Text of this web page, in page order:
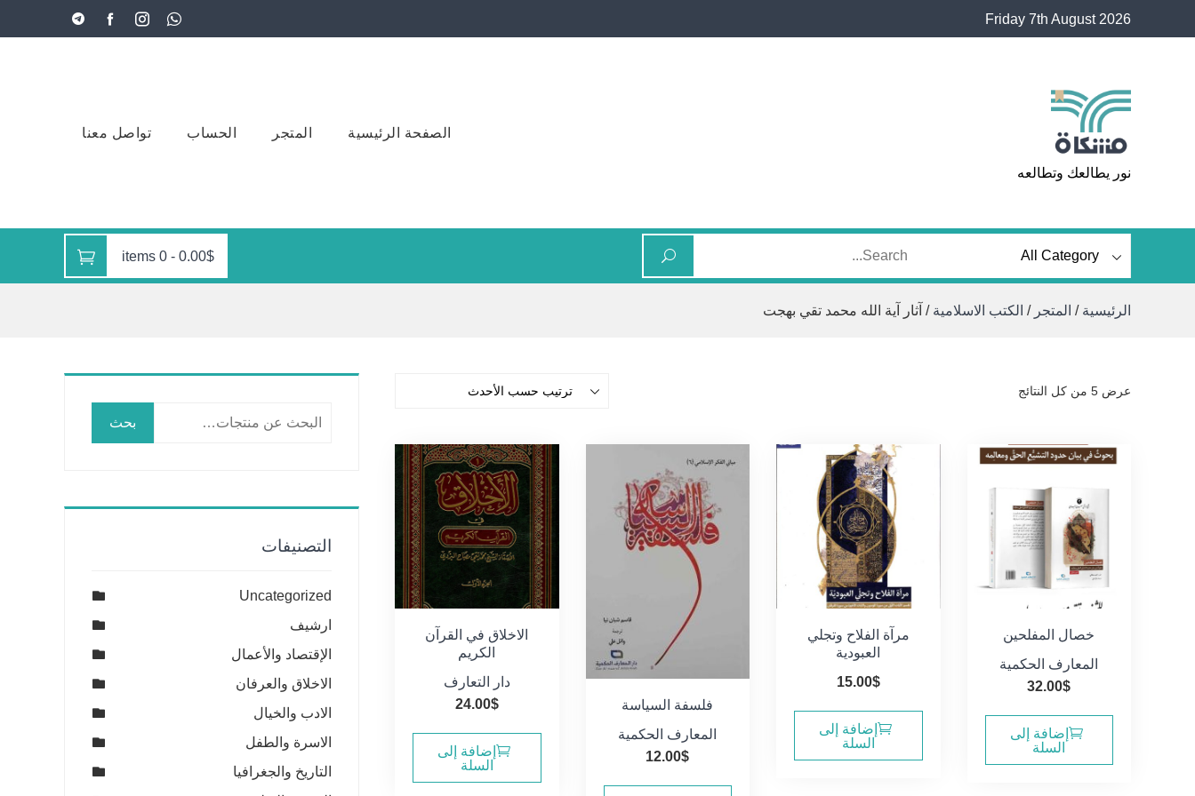
Friday 7th August 2026
مشكاة
نور يطالعك وتطالعه
الصفحة الرئيسية المتجر الحساب تواصل معنا
0.00$
-
0 items
الرئيسية / المتجر / الكتب الاسلامية / آثار آية الله محمد تقي بهجت
عرض ⁦5⁩ من كل النتائج
الأحدث
خصال المفلحين
المعارف الحكمية
32.00$
إضافة إلى
السلة
مرآة الفلاح وتجلي
العبودية
15.00$
إضافة إلى
السلة
فلسفة السياسة
المعارف الحكمية
12.00$
الاخلاق في القرآن
الكريم
دار التعارف
24.00$
إضافة إلى
السلة
بحث
التصنيفات
Uncategorized
ارشيف
الإقتصاد والأعمال
الاخلاق والعرفان
الادب والخيال
الاسرة والطفل
التاريخ والجغرافيا